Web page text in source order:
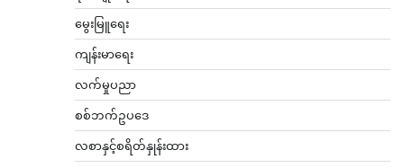
မွေးမြူရေး
ကျန်းမာရေး
လက်မှုပညာ
စစ်ဘက်ဥပဒေ
လစာနှင့်စရိတ်နှုန်းထား